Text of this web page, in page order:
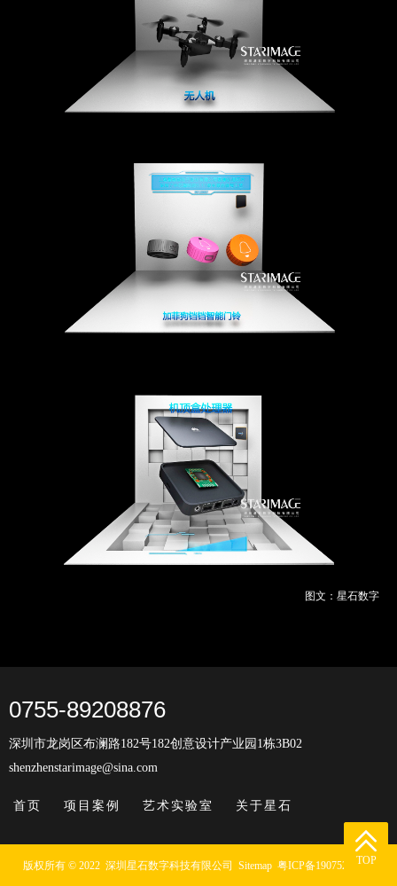
图文：星石数字
0755-89208876
深圳市龙岗区布澜路182号182创意设计产业园1栋3B02
shenzhenstarimage@sina.com
首页 项目案例 艺术实验室 关于星石
版权所有 © 2022 深圳星石数字科技有限公司 Sitemap 粤ICP备19075295号

TOP

TOP